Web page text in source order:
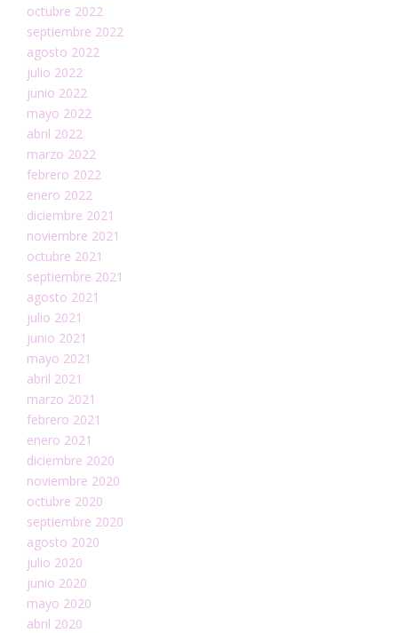
octubre 2022
septiembre 2022
agosto 2022
julio 2022
junio 2022
mayo 2022
abril 2022
marzo 2022
febrero 2022
enero 2022
diciembre 2021
noviembre 2021
octubre 2021
septiembre 2021
agosto 2021
julio 2021
junio 2021
mayo 2021
abril 2021
marzo 2021
febrero 2021
enero 2021
diciembre 2020
noviembre 2020
octubre 2020
septiembre 2020
agosto 2020
julio 2020
junio 2020
mayo 2020
abril 2020